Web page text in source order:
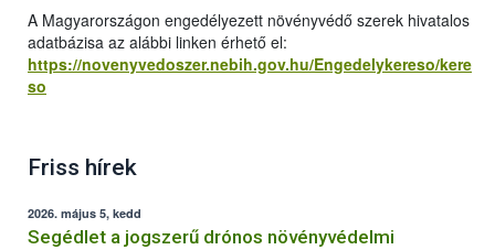
A Magyarországon engedélyezett növényvédő szerek hivatalos
adatbázisa az alábbi linken érhető el:
https://novenyvedoszer.nebih.gov.hu/Engedelykereso/kere
so
Friss hírek
2026. május 5, kedd
Segédlet a jogszerű drónos növényvédelmi